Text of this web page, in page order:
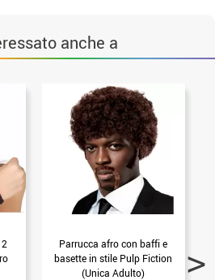
anche a
Parrucca afro con baffi e
basette in stile Pulp Fiction
(Unica Adulto)